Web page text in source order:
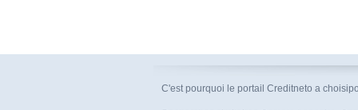
C'est pourquoi le portail Creditneto a